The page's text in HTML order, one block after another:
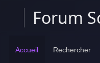
Forum
Accueil Rechercher